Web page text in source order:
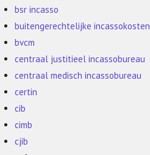
bsr incasso
buitengerechtelijke incassokosten
bvcm
centraal justitieel incassobureau
centraal medisch incassobureau
certin
cib
cimb
cjib